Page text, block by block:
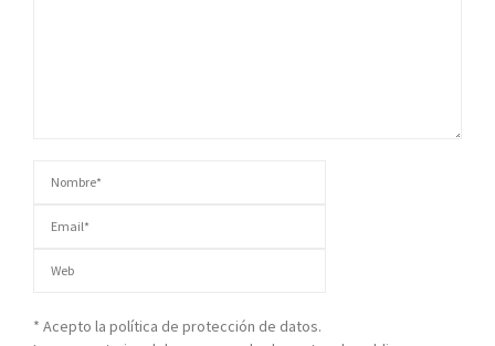
* Acepto la política de protección de datos.